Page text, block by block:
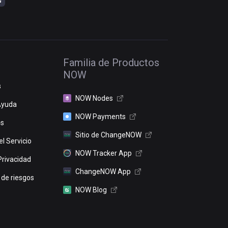
Servicio
riesgos
Familia de Productos
NOW
NOW Nodes
NOW Payments
Sitio de ChangeNOW
NOW Tracker App
ChangeNOW App
NOW Blog